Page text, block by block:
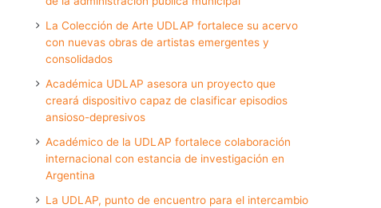
La Colección de Arte UDLAP fortalece su acervo
con nuevas obras de artistas emergentes y
consolidados
Académica UDLAP asesora un proyecto que
creará dispositivo capaz de clasificar episodios
ansioso-depresivos
Académico de la UDLAP fortalece colaboración
internacional con estancia de investigación en
Argentina
La UDLAP, punto de encuentro para el intercambio